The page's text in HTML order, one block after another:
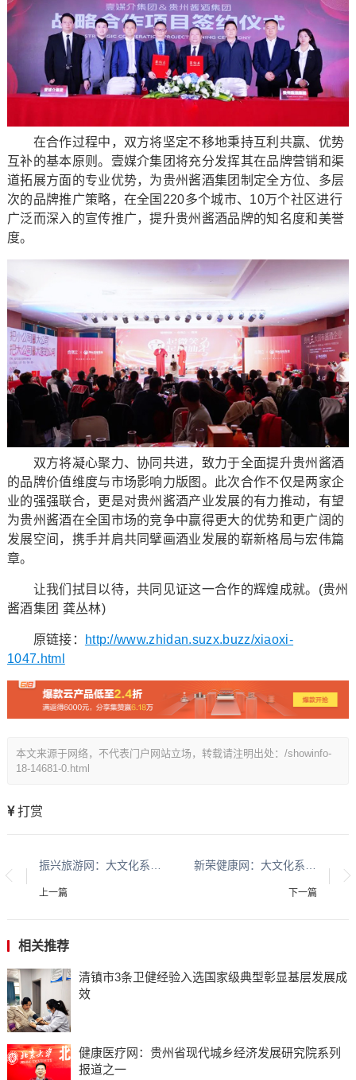
在合作过程中，双方将坚定不移地秉持互利共赢、优势
互补的基本原则。壹媒介集团将充分发挥其在品牌营销和渠
道拓展方面的专业优势，为贵州酱酒集团制定全方位、多层
次的品牌推广策略，在全国220多个城市、10万个社区进行
广泛而深入的宣传推广，提升贵州酱酒品牌的知名度和美誉
度。
双方将凝心聚力、协同共进，致力于全面提升贵州酱酒
的品牌价值维度与市场影响力版图。此次合作不仅是两家企
业的强强联合，更是对贵州酱酒产业发展的有力推动，有望
为贵州酱酒在全国市场的竞争中赢得更大的优势和更广阔的
发展空间，携手并肩共同擘画酒业发展的崭新格局与宏伟篇
章。
让我们拭目以待，共同见证这一合作的辉煌成就。(贵州
酱酒集团 龚丛林)
原链接：
http://www.zhidan.suzx.buzz/xiaoxi-
1047.html
本文来源于网络，不代表门户网站立场，转载请注明出处：/showinfo-
18-14681-0.html
打赏
上一篇 下一篇
相关推荐
清镇市3条卫健经验入选国家级典型彰显基层发展成
效
健康医疗网：贵州省现代城乡经济发展研究院系列
报道之一